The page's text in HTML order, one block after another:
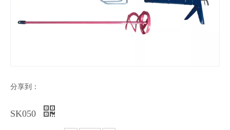
分享到：
SK050